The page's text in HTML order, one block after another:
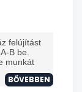
felújítást
B be.
munkát
BŐVEBBEN